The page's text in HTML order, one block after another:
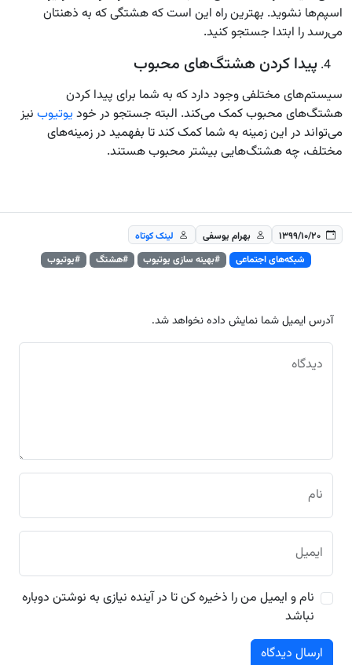
اسپم‌ها نشوید. بهترین راه این است که هشتگی که به ذهنتان
می‌رسد را ابتدا جستجو کنید.
پیدا کردن هشتگ‌های محبوب
سیستم‌های مختلفی وجود دارد که به شما برای پیدا کردن
هشتگ‌های محبوب کمک می‌کند. البته جستجو در خود یوتیوب نیز
می‌تواند در این زمینه به شما کمک کند تا بفهمید در زمینه‌های
مختلف، چه هشتگ‌هایی بیشتر محبوب هستند.
۱۳۹۹/۱۰/۲۰ بهرام یوسفی
لینک کوتاه
شبکه‌های اجتماعی
#بهینه سازی یوتیوب #هشتگ‌ #یوتیوب
آدرس ایمیل شما نمایش داده نخواهد شد.
دیدگاه
نام
ایمیل
نام و ایمیل من را ذخیره کن تا در آینده نیازی به نوشتن دوباره
نباشد